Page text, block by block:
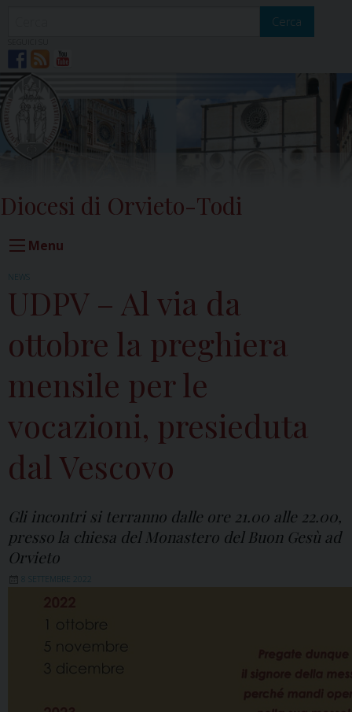
Cerca
Diocesi di Orvieto-Todi
Menu
NEWS
UDPV – Al via da
ottobre la preghiera
mensile per le
vocazioni, presieduta
dal Vescovo
Gli incontri si terranno dalle ore 21.00 alle 22.00,
presso la chiesa del Monastero del Buon Gesù ad
Orvieto
8 SETTEMBRE 2022